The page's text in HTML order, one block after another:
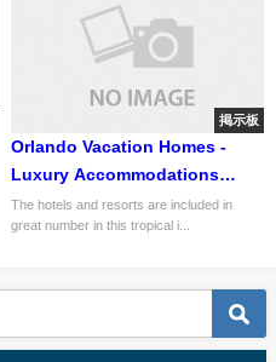
掲示板
Orlando Vacation Homes -
Luxury Accommodations
Within A Strict Budget!
The hotels and resorts are included in
great number in this tropical i...